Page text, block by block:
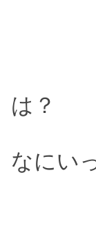
は？
なにい